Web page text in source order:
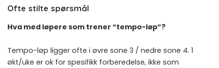
Ofte stilte spørsmål
Hva med løpere som trener “tempo-løp”?
Tempo-løp ligger ofte i øvre sone 3 / nedre sone 4. 1
økt/uke er ok for spesifikk forberedelse, ikke som